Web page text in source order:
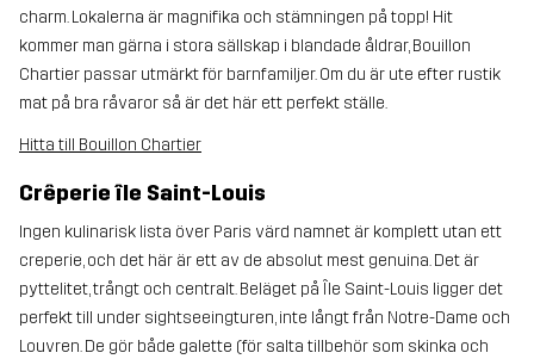
charm. Lokalerna är magnifika och stämningen på topp! Hit
kommer man gärna i stora sällskap i blandade åldrar, Bouillon
Chartier passar utmärkt för barnfamiljer. Om du är ute efter rustik
mat på bra råvaror så är det här ett perfekt ställe.
Hitta till Bouillon Chartier
Crêperie île Saint-Louis
Ingen kulinarisk lista över Paris värd namnet är komplett utan ett
creperie, och det här är ett av de absolut mest genuina. Det är
pyttelitet, trångt och centralt. Beläget på Île Saint-Louis ligger det
perfekt till under sightseeingturen, inte långt från Notre-Dame och
Louvren. De gör både galette (för salta tillbehör som skinka och